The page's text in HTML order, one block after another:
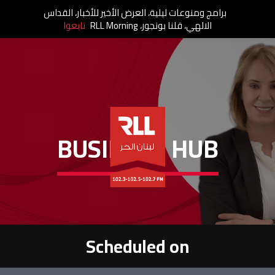
BUSINESS HUB
Scheduled on
برامج ومنوعات ليلية، العرض الأخير للأخبار، القداس
الالهي، قلنا بونجور، RLL Morning تابعوا